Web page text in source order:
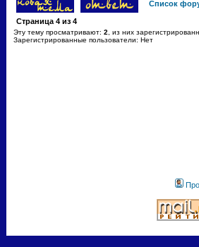
Список
Страница 4 из 4
Эту тему просматривают: 2 , из них
Зарегистрированные пользователи: Нет